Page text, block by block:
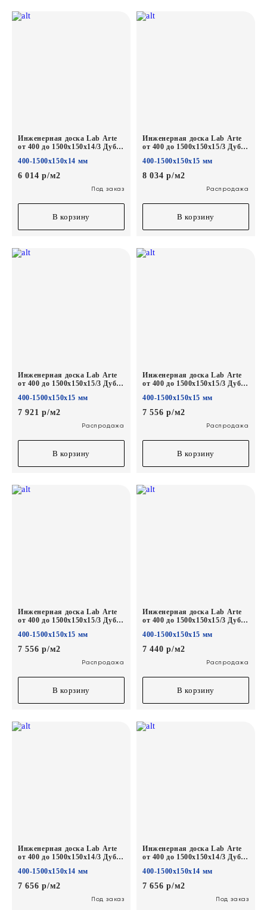
Инженерная доска Lab Arte
от 400 до 1500х150х14/3 Дуб
400-1500х150х14 мм
6 014 р/м2
Под заказ
В корзину
Инженерная доска Lab Arte
от 400 до 1500х150х15/3 Дуб
400-1500х150х15 мм
8 034 р/м2
Распродажа
В корзину
Инженерная доска Lab Arte
от 400 до 1500х150х15/3 Дуб
400-1500х150х15 мм
7 921 р/м2
Распродажа
В корзину
Инженерная доска Lab Arte
от 400 до 1500х150х15/3 Дуб
400-1500х150х15 мм
7 556 р/м2
Распродажа
В корзину
Инженерная доска Lab Arte
от 400 до 1500х150х15/3 Дуб
400-1500х150х15 мм
7 556 р/м2
Распродажа
В корзину
Инженерная доска Lab Arte
от 400 до 1500х150х15/3 Дуб
400-1500х150х15 мм
7 440 р/м2
Распродажа
В корзину
Инженерная доска Lab Arte
от 400 до 1500х150х14/3 Дуб
400-1500х150х14 мм
7 656 р/м2
Под заказ
Инженерная доска Lab Arte
от 400 до 1500х150х14/3 Дуб
400-1500х150х14 мм
7 656 р/м2
Под заказ